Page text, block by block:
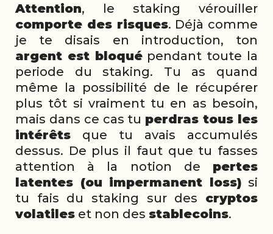
Attention, le staking vérouiller
comporte des risques. Déjà comme
je te disais en introduction, ton
argent est bloquépendant toute la
periode du staking. Tu as quand
même la possibilité de le récupérer
plus tôt si vraiment tu en as besoin,
mais dans ce cas tu perdras tous les
intérêts que tu avais accumulés
dessus. De plus il faut que tu fasses
attention à la notion de pertes
latentes (ou impermanent loss) si
tu fais du staking sur des cryptos
volatiles et non des stablecoins.